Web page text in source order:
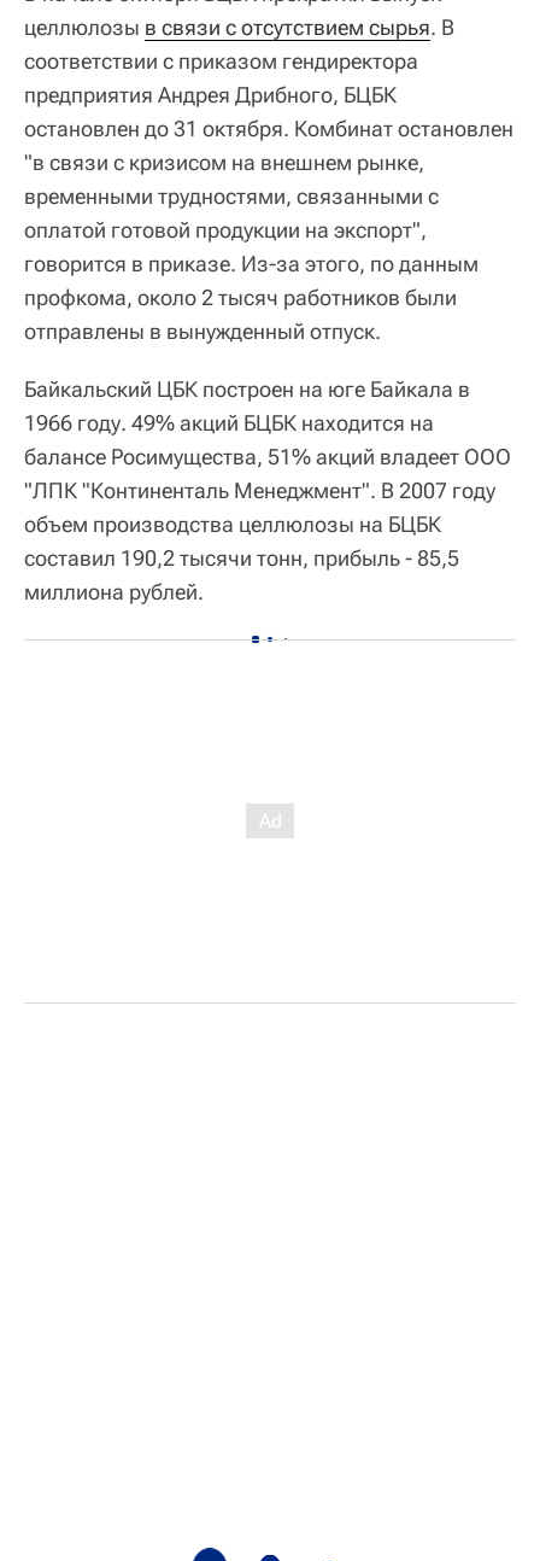
целлюлозы в связи с отсутствием сырья. В
соответствии с приказом гендиректора
предприятия Андрея Дрибного, БЦБК
остановлен до 31 октября. Комбинат остановлен
"в связи с кризисом на внешнем рынке,
временными трудностями, связанными с
оплатой готовой продукции на экспорт",
говорится в приказе. Из-за этого, по данным
профкома, около 2 тысяч работников были
отправлены в вынужденный отпуск.
Байкальский ЦБК построен на юге Байкала в
1966 году. 49% акций БЦБК находится на
балансе Росимущества, 51% акций владеет ООО
"ЛПК "Континенталь Менеджмент". В 2007 году
объем производства целлюлозы на БЦБК
составил 190,2 тысячи тонн, прибыль - 85,5
миллиона рублей.